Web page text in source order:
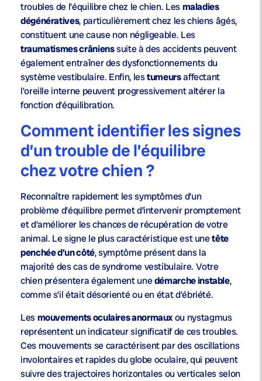
troubles de l’équilibre chez le chien. Lesmaladies
dégénératives, particulièrement chez les chiens âgés,
constituent une cause non négligeable. Les
traumatismes crânienssuite à des accidents peuvent
également entraîner des dysfonctionnements du
système vestibulaire. Enfin, lestumeursaffectant
l’oreille interne peuvent progressivement altérer la
fonction d’équilibration.
Comment identifier les signes
d’un trouble de l’équilibre
chez votre chien ?
Reconnaître rapidement les symptômes d’un
problème d’équilibre permet d’intervenir promptement
et d’améliorer les chances de récupération de votre
animal. Le signe le plus caractéristique est unetête
penchée d’un côté, symptôme présent dans la
majorité des cas de syndrome vestibulaire. Votre
chien présentera également unedémarche instable,
comme s’il était désorienté ou en état d’ébriété.
Lesmouvements oculaires anormauxou nystagmus
représentent un indicateur significatif de ces troubles.
Ces mouvements se caractérisent par des oscillations
involontaires et rapides du globe oculaire, qui peuvent
suivre des trajectoires horizontales ou verticales selon